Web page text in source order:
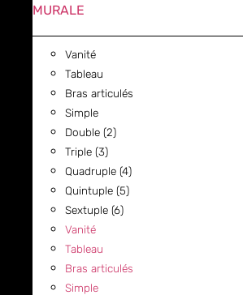
MURALE
Vanité
Tableau
Bras articulés
Simple
Double (2)
Triple (3)
Quadruple (4)
Quintuple (5)
Sextuple (6)
Vanité
Tableau
Bras articulés
Simple